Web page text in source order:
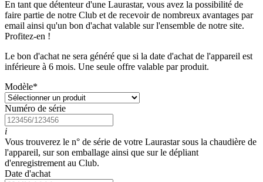
En tant que détenteur d'une Laurastar, vous avez la possibilité de
faire partie de notre Club et de recevoir de nombreux avantages par
email ainsi qu'un bon d'achat valable sur l'ensemble de notre site.
Profitez-en !
Le bon d'achat ne sera généré que si la date d'achat de l'appareil est
inférieure à 6 mois. Une seule offre valable par produit.
Modèle*
Numéro de série
i
Vous trouverez le n° de série de votre Laurastar sous la chaudière de
l'appareil, sur son emballage ainsi que sur le dépliant
d'enregistrement au Club.
Date d'achat